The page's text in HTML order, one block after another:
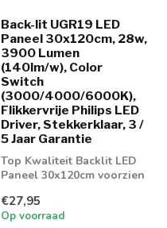
Back-lit UGR19 LED
Paneel 30x120cm, 28w,
3900 Lumen
(140lm/w), Color
Switch
(3000/4000/6000K),
Flikkervrije Philips LED
Driver, Stekkerklaar, 3 /
5 Jaar Garantie
Top Kwaliteit Backlit LED
Paneel 30x120cm voorzien
UGR19 di...
€27,95
Op voorraad